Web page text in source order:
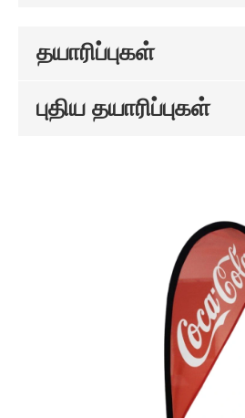
தயாரிப்புகள்
புதிய தயாரிப்புகள்